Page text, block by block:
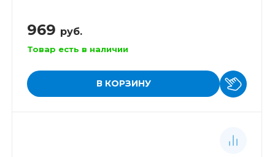
969 руб.
Товар есть в наличии
В КОРЗИНУ